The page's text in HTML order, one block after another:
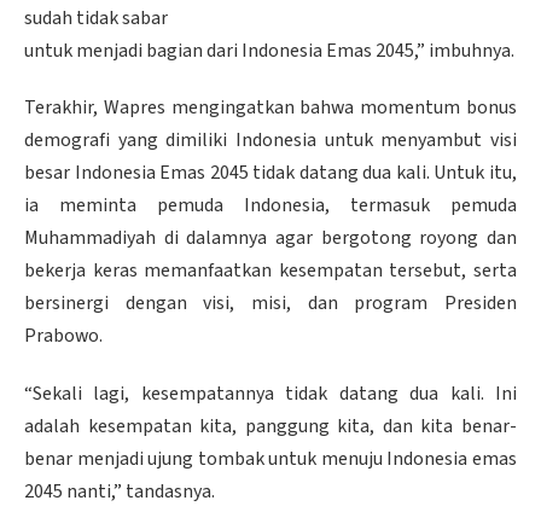
sudah tidak sabar
untuk menjadi bagian dari Indonesia Emas 2045,” imbuhnya.
Terakhir, Wapres mengingatkan bahwa momentum bonus
demografi yang dimiliki Indonesia untuk menyambut visi
besar Indonesia Emas 2045 tidak datang dua kali. Untuk itu,
ia meminta pemuda Indonesia, termasuk pemuda
Muhammadiyah di dalamnya agar bergotong royong dan
bekerja keras memanfaatkan kesempatan tersebut, serta
bersinergi dengan visi, misi, dan program Presiden
Prabowo.
“Sekali lagi, kesempatannya tidak datang dua kali. Ini
adalah kesempatan kita, panggung kita, dan kita benar-
benar menjadi ujung tombak untuk menuju Indonesia emas
2045 nanti,” tandasnya.